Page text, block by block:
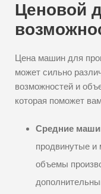
Ценовой
Цена машин для
может сильно
возможностей и
которая поможет
Средние
продвинутые и
объемы